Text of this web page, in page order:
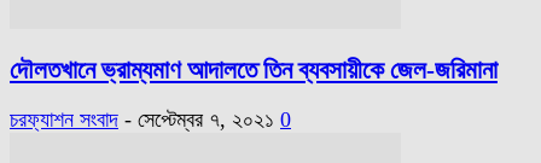
দৌলতখানে ভ্রাম্যমাণ আদালতে তিন ব্যবসায়ীকে জেল-জরিমানা
চরফ্যাশন সংবাদ - সেপ্টেম্বর ৭, ২০২১ 0